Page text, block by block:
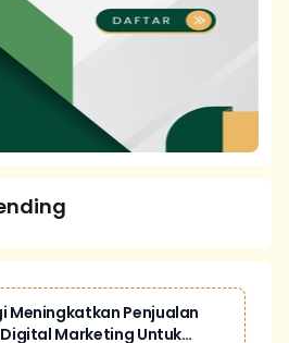
Meningkatkan Penjualan
Marketing Untuk